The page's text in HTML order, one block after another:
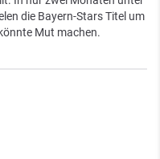
die Bayern-Stars Titel um
Mut machen.